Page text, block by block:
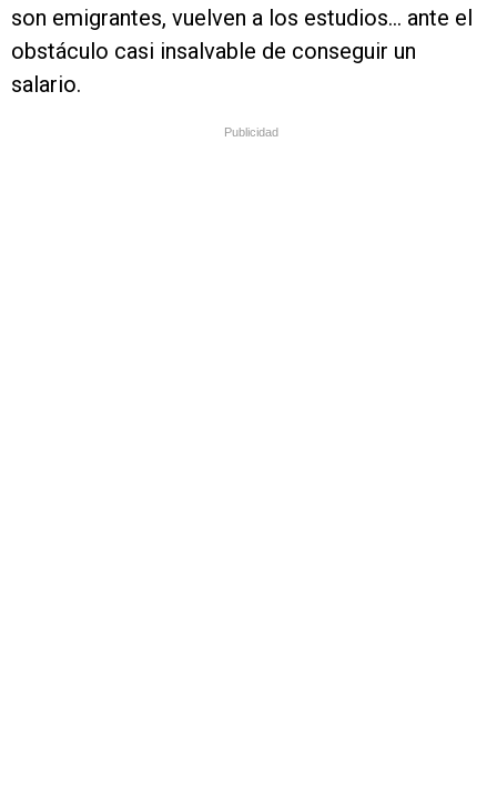
son emigrantes, vuelven a los estudios… ante el
obstáculo casi insalvable de conseguir un
salario.
Publicidad